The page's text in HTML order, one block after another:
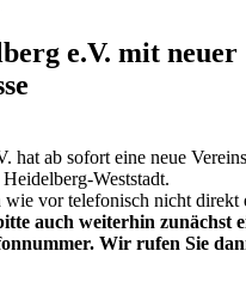
e.V. mit neuer
hat ab sofort eine neue
Weststadt.
vor telefonisch nicht direkt
auch weiterhin zunächst
Wir rufen Sie